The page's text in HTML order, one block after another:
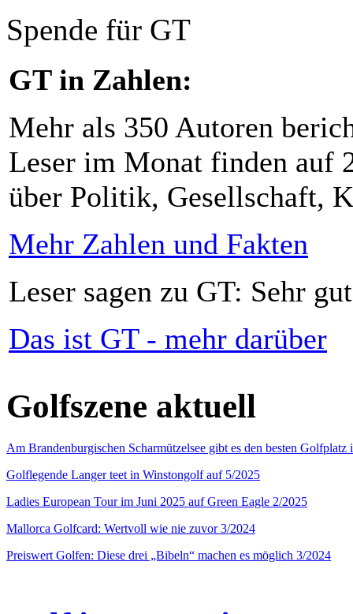
Spende für GT
GT in Zahlen:
Mehr als 350 Autoren
Leser im Monat finden auf
über Politik, Gesellschaft,
Mehr Zahlen und Fakten
Leser sagen zu GT: Sehr
Das ist GT - mehr darüber
Golfszene aktuell
Am Brandenburgischen Scharmützelsee gibt es den besten
Golflegende Langer teet in Winstongolf auf 5/2025
Ladies European Tour im Juni 2025 auf Green Eagle 2/2025
Mallorca Golfcard: Wertvoll wie nie zuvor 3/2024
Preiswert Golfen: Diese drei „Bibeln“ machen es möglich 3/2024